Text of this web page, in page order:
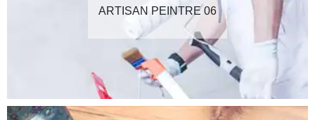
ARTISAN PEINTRE 06